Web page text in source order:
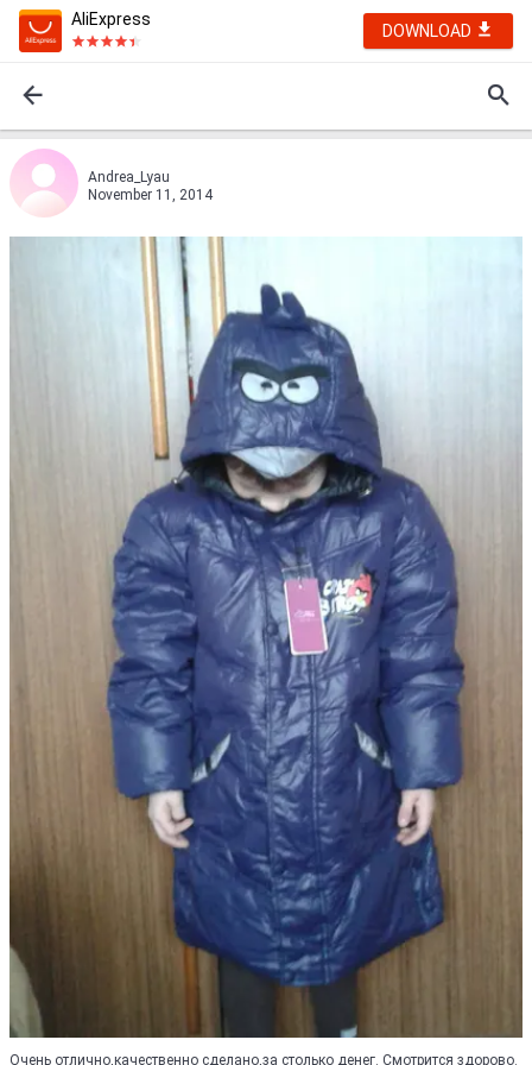
AliExpress
DOWNLOAD
Andrea_Lyau
November 11, 2014
Очень отлично,качественно сделано,за столько денег. Смотрится здорово.